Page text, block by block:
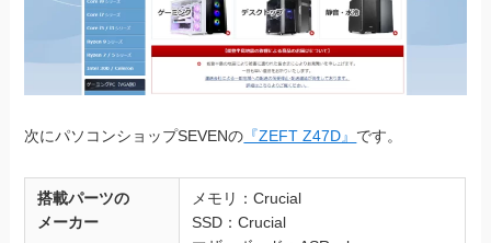
次にパソコンショップSEVENの 『ZEFT Z47D』 です。
搭載パーツの
メーカー
メモリ：Crucial
SSD：Crucial